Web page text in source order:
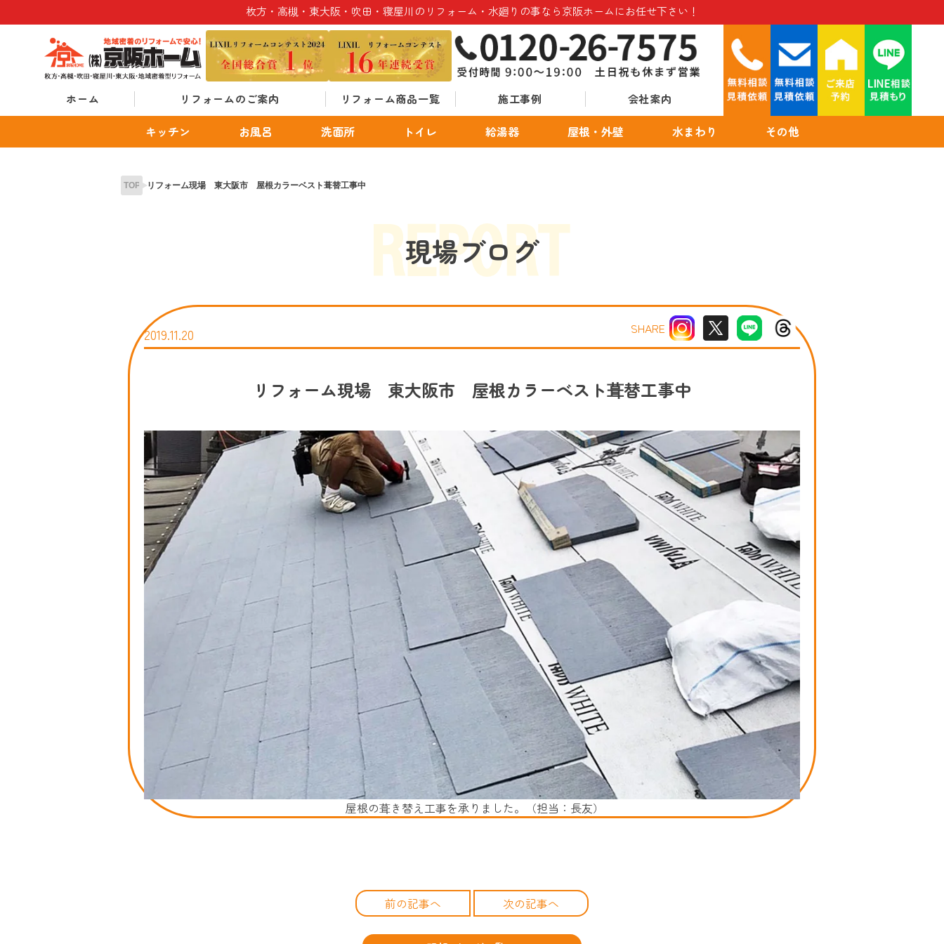
to
枚方・高槻・東大阪・吹田・寝屋川のリフォーム・水廻りの事なら京阪ホームにお任せ下さい！
ホーム リフォームのご案内 リフォーム商品一覧 施工事例 会社案内
キッチン お風呂 洗面所 トイレ 給湯器 屋根・外壁 水まわり その他
TOP リフォーム現場 東大阪市 屋根カラーベスト葺替工事中
現場ブログ
2019.11.20 SHARE
リフォーム現場 東大阪市 屋根カラーベスト葺替工事中
屋根の葺き替え工事を承りました。（担当：長友）
前の記事へ 次の記事へ